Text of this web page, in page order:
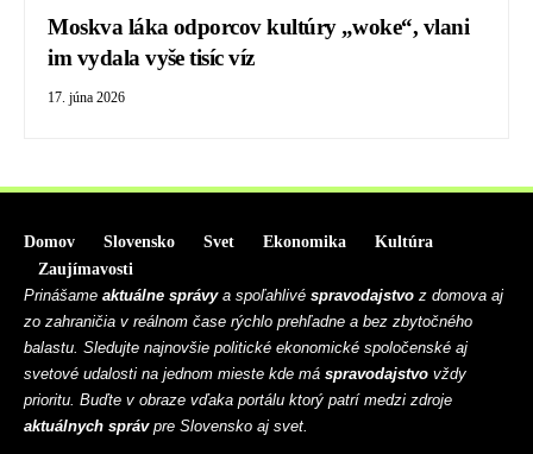
Moskva láka odporcov kultúry „woke“, vlani
im vydala vyše tisíc víz
17. júna 2026
Domov Slovensko Svet Ekonomika
Kultúra
Zaujímavosti
Prinášame aktuálne správya spoľahlivé spravodajstvo z domova aj
zo zahraničia v reálnom čase rýchlo prehľadne a bez zbytočného
balastu. Sledujte najnovšie politické ekonomické spoločenské aj
svetové udalosti na jednom mieste kde má spravodajstvo vždy
prioritu. Buďte v obraze vďaka portálu ktorý patrí medzi zdroje
aktuálnych správpre Slovensko aj svet.